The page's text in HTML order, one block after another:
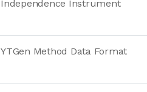
Independence Instrument
YTGen Method Data Format